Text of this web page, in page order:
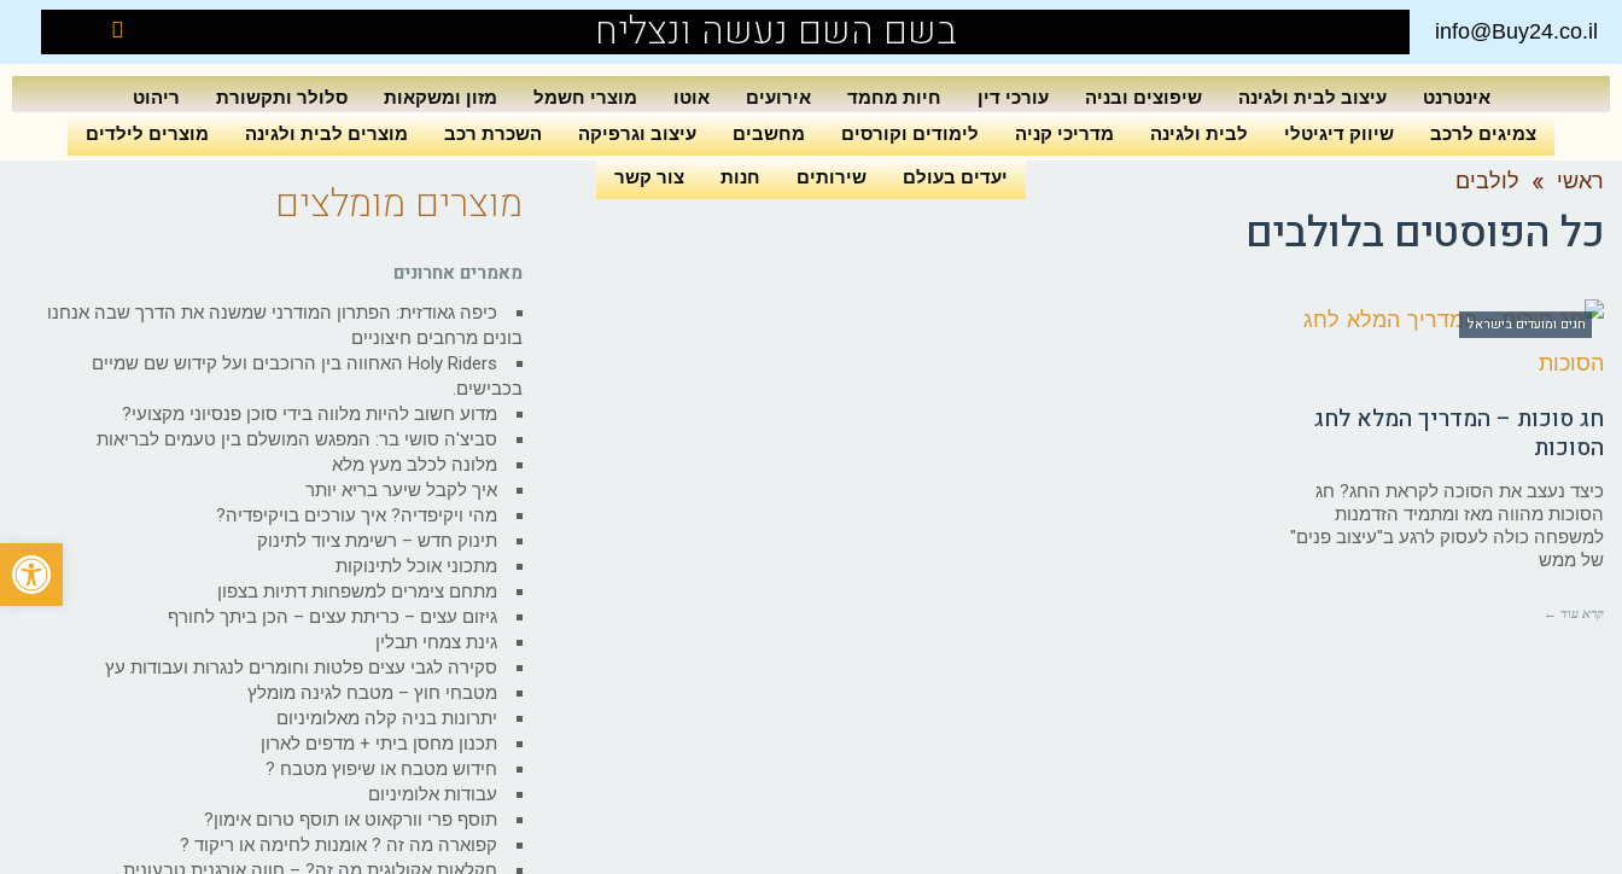
info@Buy24.co.il בשם השם נעשה ונצליח
אינטרנט עיצוב לבית ולגינה שיפוצים ובניה עורכי דין חיות מחמד אירועים אוטו מוצרי חשמל מזון ומשקאות סלולר ותקשורת
ריהוט
צמיגים לרכב
שיווק דיגיטלי לבית ולגינה מדריכי קניה לימודים וקורסים מחשבים עיצוב וגרפיקה השכרת רכב מוצרים לבית ולגינה מוצרים לילדים
יעדים בעולם שירותים חנות צור קשר ראשי » לולבים
כל הפוסטים בלולבים
חגים ומועדים בישראל
חג סוכות – המדריך המלא לחג
הסוכות
כיצד נעצב את הסוכה לקראת החג? חג
הסוכות מהווה מאז ומתמיד הזדמנות
למשפחה כולה לעסוק לרגע ב"עיצוב פנים"
של ממש
קרא עוד ←
מוצרים מומלצים
מאמרים אחרונים
כיפה גאודזית: הפתרון המודרני שמשנה את הדרך שבה אנחנו
בונים מרחבים חיצוניים
Holy Riders האחווה בין הרוכבים ועל קידוש שם שמיים
בכבישים.
מדוע חשוב להיות מלווה בידי סוכן פנסיוני מקצועי?
סביצ'ה סושי בר: המפגש המושלם בין טעמים לבריאות
מלונה לכלב מעץ מלא
איך לקבל שיער בריא יותר
מהי ויקיפדיה? איך עורכים בויקיפדיה?
תינוק חדש – רשימת ציוד לתינוק
מתכוני אוכל לתינוקות
מתחם צימרים למשפחות דתיות בצפון
גיזום עצים – כריתת עצים – הכן ביתך לחורף
גינת צמחי תבלין
סקירה לגבי עצים פלטות וחומרים לנגרות ועבודות עץ
מטבחי חוץ – מטבח לגינה מומלץ
יתרונות בניה קלה מאלומיניום
תכנון מחסן ביתי + מדפים לארון
חידוש מטבח או שיפוץ מטבח ?
עבודות אלומיניום
תוסף פרי וורקאוט או תוסף טרום אימון?
קפוארה מה זה ? אומנות לחימה או ריקוד ?